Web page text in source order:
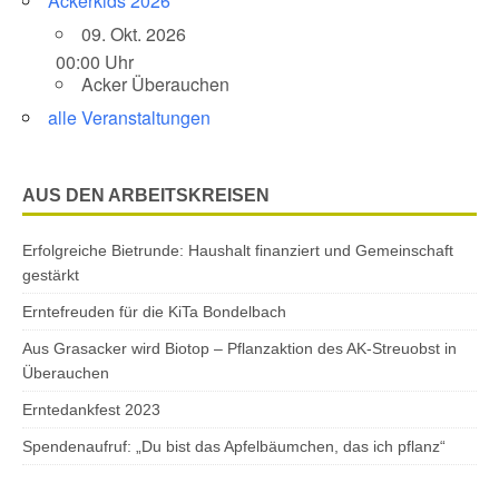
09. Okt. 2026
00:00 Uhr
Acker Überauchen
alle Veranstaltungen
AUS DEN ARBEITSKREISEN
Erfolgreiche Bietrunde: Haushalt finanziert und Gemeinschaft
gestärkt
Erntefreuden für die KiTa Bondelbach
Aus Grasacker wird Biotop – Pflanzaktion des AK-Streuobst in
Überauchen
Erntedankfest 2023
Spendenaufruf: „Du bist das Apfelbäumchen, das ich pflanz“